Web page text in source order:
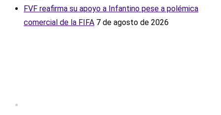
FVF reafirma su apoyo a Infantino pese a polémica
comercial de la FIFA 7 de agosto de 2026